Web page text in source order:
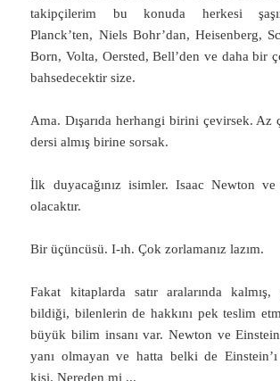
takipçilerim bu konuda herkesi
Planck’ten, Niels Bohr’dan, Heisenberg,
Born, Volta, Oersted, Bell’den ve daha bir
bahsedecektir size.
Ama. Dışarıda herhangi birini çevirsek.
dersi almış birine sorsak.
İlk duyacağınız isimler. Isaac Newton
olacaktır.
Bir üçüncüsü. I-ıh. Çok zorlamanız lazım.
Fakat kitaplarda satır aralarında
bildiği, bilenlerin de hakkını pek teslim
büyük bilim insanı var. Newton ve
yanı olmayan ve hatta belki de
kişi. Nereden mi ...